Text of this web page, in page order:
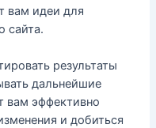
вам идеи для
сайта.
результаты
дальнейшие
вам эффективно
и добиться